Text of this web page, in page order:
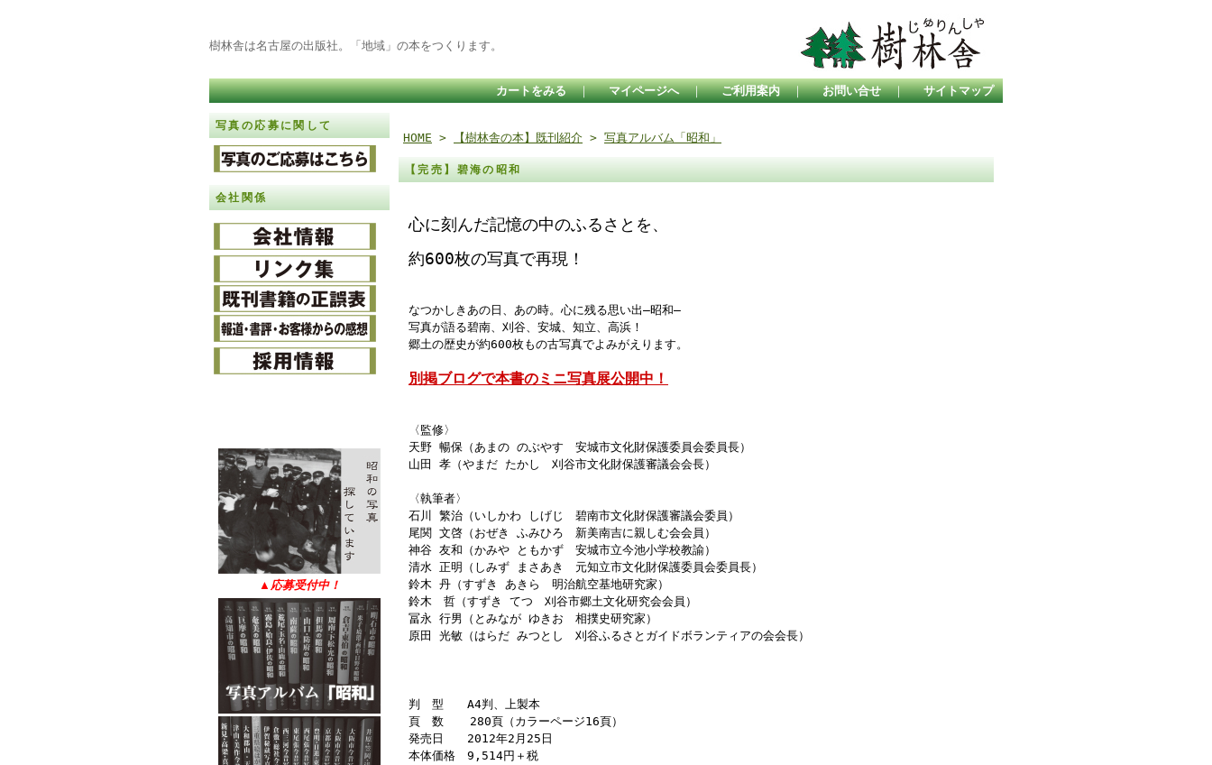
樹林舎は名古屋の出版社。「地域」の本をつくります。
カートをみる ｜ マイページへ ｜ ご利用案内 ｜ お問い合せ ｜ サイトマップ
写真の応募に関して
会社関係
▲ 応募受付中！
HOME > 【樹林舎の本】既刊紹介 > 写真アルバム「昭和」
【完売】碧海の昭和
心に刻んだ記憶の中のふるさとを、
約600枚の写真で再現！
なつかしきあの日、あの時。心に残る思い出―昭和―
写真が語る碧南、刈谷、安城、知立、高浜！
郷土の歴史が約600枚もの古写真でよみがえります。
別掲ブログで本書のミニ写真展公開中！
〈監修〉
天野 暢保（あまの のぶやす 安城市文化財保護委員会委員長）
山田 孝（やまだ たかし 刈谷市文化財保護審議会会長）
〈執筆者〉
石川 繁治（いしかわ しげじ 碧南市文化財保護審議会委員）
尾関 文啓（おぜき ふみひろ 新美南吉に親しむ会会員）
神谷 友和（かみや ともかず 安城市立今池小学校教諭）
清水 正明（しみず まさあき 元知立市文化財保護委員会委員長）
鈴木 丹（すずき あきら 明治航空基地研究家）
鈴木 哲（すずき てつ 刈谷市郷土文化研究会会員）
冨永 行男（とみなが ゆきお 相撲史研究家）
原田 光敏（はらだ みつとし 刈谷ふるさとガイドボランティアの会会長）
判 型 A4判、上製本
頁 数 280頁（カラーページ16頁）
発売日 2012年2月25日
本体価格 9,514円＋税